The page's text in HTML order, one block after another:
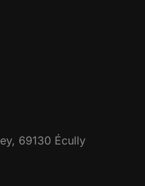
69130 Écully